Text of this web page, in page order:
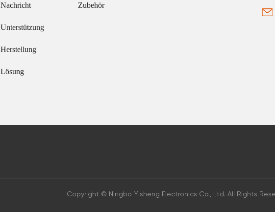
Nachricht
Unterstützung
Herstellung
Lösung
Zubehör
Copyright © Ningbo Yisheng Electronics Co., Ltd. All Rights